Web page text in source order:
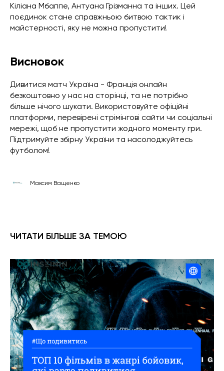
Кіліана Мбаппе, Антуана Грізманна та інших. Цей
поєдинок стане справжньою битвою тактик і
майстерності, яку не можна пропустити!
Висновок
Дивитися матч Україна - Франція онлайн
безкоштовно у нас на сторінці, та не потрібно
більше нічого шукати. Використовуйте офіційні
платформи, перевірені стрімінгові сайти чи соціальні
мережі, щоб не пропустити жодного моменту гри.
Підтримуйте збірну України та насолоджуйтесь
футболом!
Максим Ващенко
ЧИТАТИ БІЛЬШЕ ЗА ТЕМОЮ